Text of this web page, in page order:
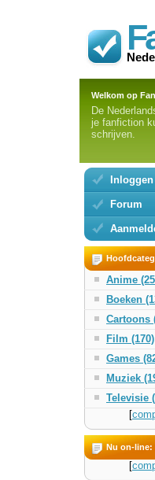
Welkom op
De
je fanfiction
schrijven.
Inloggen
Forum
Anime
Boeken
Cartoons
Film (170)
Games
Muziek
Televisie
[
Nu on-line:
[